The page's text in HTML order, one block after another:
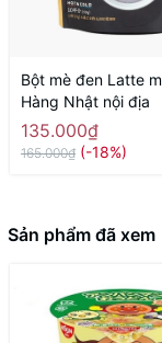
Bột mè đen Latte
Hàng Nhật nội địa
135.000₫
165.000₫ (-18%)
Sản phẩm đã xem